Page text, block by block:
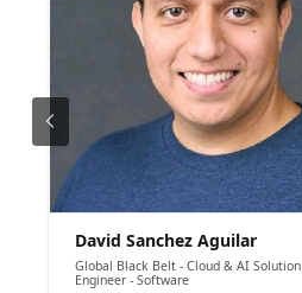
David Sanchez Aguilar
Global Black Belt - Cloud & AI Solution
Engineer - Software